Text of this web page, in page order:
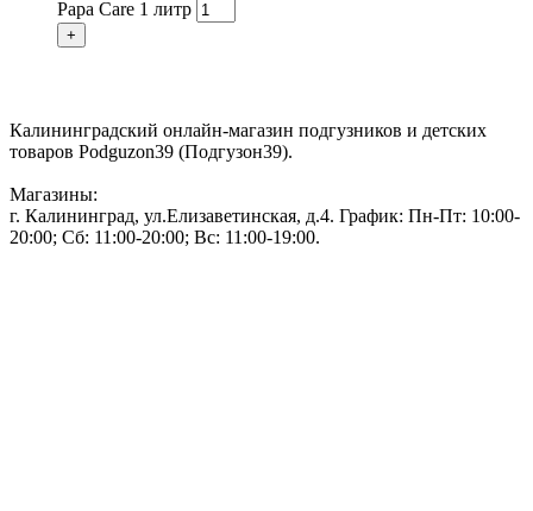
Papa Care 1 литр
+
Калининградский онлайн-магазин подгузников и детских
товаров Podguzon39 (Подгузон39).
Магазины:
г. Калининград, ул.Елизаветинская, д.4. График: Пн-Пт: 10:00-
20:00; Сб: 11:00-20:00; Вс: 11:00-19:00.